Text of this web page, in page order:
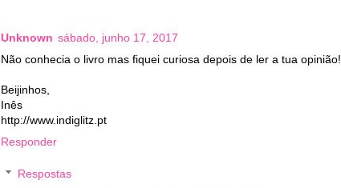
Unknown sábado, junho 17, 2017
Não conhecia o livro mas fiquei curiosa depois de ler a tua opinião!
Beijinhos,
Inês
http://www.indiglitz.pt
Responder
Respostas